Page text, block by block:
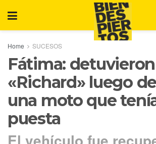
Home SUCESOS
Fátima:
«Richard» luego
una moto que
puesta